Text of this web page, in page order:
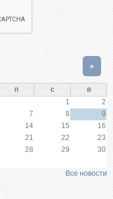
»
п с
в
1
2
7 8
9
14 15
16
21 22
23
28 29
30
Все новости